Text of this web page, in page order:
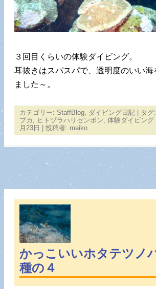
３回目くらいの体験ダイビング。
耳抜きはスパスパで、透明度のいい
ました～。
カテゴリー: StaffBlog ダイビング日記 | タグ:
ブカ
ヒトヅラハリセンボン 体験ダイビング
月23日
投稿者: maiko
かっこいいホタテツノ
種の４